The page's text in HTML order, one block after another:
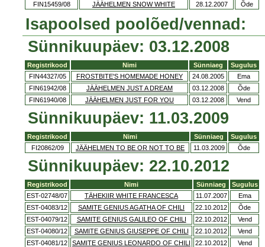
FIN15459/08
JÄÄHELMEN SNOW WHITE 28.12.2007 Õde
Isapoolsed poolõed/vennad:
Sünnikuupäev: 03.12.2008
Registrikood Nimi Sünniaeg
Sugulus
FIN44327/05
FROSTBITE'S HOMEMADE HONEY 24.08.2005
Ema
FIN61942/08
JÄÄHELMEN JUST A DREAM 03.12.2008
Õde
FIN61940/08
JÄÄHELMEN JUST FOR YOU 03.12.2008 Vend
Sünnikuupäev: 11.03.2009
Registrikood Nimi Sünniaeg
Sugulus
FI20862/09
JÄÄHELMEN TO BE OR NOT TO BE 11.03.2009 Õde
Sünnikuupäev: 22.10.2012
Registrikood Nimi Sünniaeg
Sugulus
EST-02748/07
TÄHEKIIR WHITE FRANCESCA 11.07.2007
Ema
EST-04083/12
SAMITE GENIUS AGATHA OF CHILI 22.10.2012
Õde
EST-04079/12
SAMITE GENIUS GALILEO OF CHILI 22.10.2012
Vend
EST-04080/12
SAMITE GENIUS GIUSEPPE OF CHILI 22.10.2012
Vend
EST-04081/12
SAMITE GENIUS LEONARDO OF CHILI 22.10.2012
Vend